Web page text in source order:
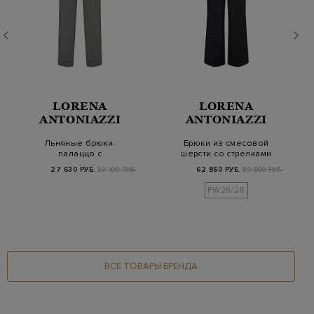
LORENA
ANTONIAZZI
Льняные брюки-
палаццо с
контрастными
лампасами и отвор…
27 630 РУБ. 92 100 РУБ.
LORENA
ANTONIAZZI
Брюки из смесовой
шерсти со стрелками
и кожаной деталь…
62 860 РУБ. 89 800 РУБ.
FW25/26
ВСЕ ТОВАРЫ БРЕНДА